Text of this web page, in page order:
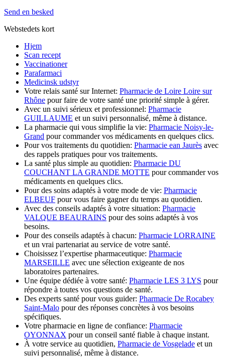
Send en besked
Webstedets kort
Hjem
Scan recept
Vaccinationer
Parafarmaci
Medicinsk udstyr
Votre relais santé sur Internet: Pharmacie de Loire Loire sur
Rhône pour faire de votre santé une priorité simple à gérer.
Avec un suivi sérieux et professionnel: Pharmacie
GUILLAUME et un suivi personnalisé, même à distance.
La pharmacie qui vous simplifie la vie: Pharmacie Noisy-le-
Grand pour commander vos médicaments en quelques clics.
Pour vos traitements du quotidien: Pharmacie ean Jaurès avec
des rappels pratiques pour vos traitements.
La santé plus simple au quotidien: Pharmacie DU
COUCHANT LA GRANDE MOTTE pour commander vos
médicaments en quelques clics.
Pour des soins adaptés à votre mode de vie: Pharmacie
ELBEUF pour vous faire gagner du temps au quotidien.
Avec des conseils adaptés à votre situation: Pharmacie
VALQUE BEAURAINS pour des soins adaptés à vos
besoins.
Pour des conseils adaptés à chacun: Pharmacie LORRAINE
et un vrai partenariat au service de votre santé.
Choisissez l’expertise pharmaceutique: Pharmacie
MARSEILLE avec une sélection exigeante de nos
laboratoires partenaires.
Une équipe dédiée à votre santé: Pharmacie LES 3 LYS pour
répondre à toutes vos questions de santé.
Des experts santé pour vous guider: Pharmacie De Rocabey
Saint-Malo pour des réponses concrètes à vos besoins
spécifiques.
Votre pharmacie en ligne de confiance: Pharmacie
OYONNAX pour un conseil santé fiable à chaque instant.
À votre service au quotidien, Pharmacie de Vosgelade et un
suivi personnalisé, même à distance.